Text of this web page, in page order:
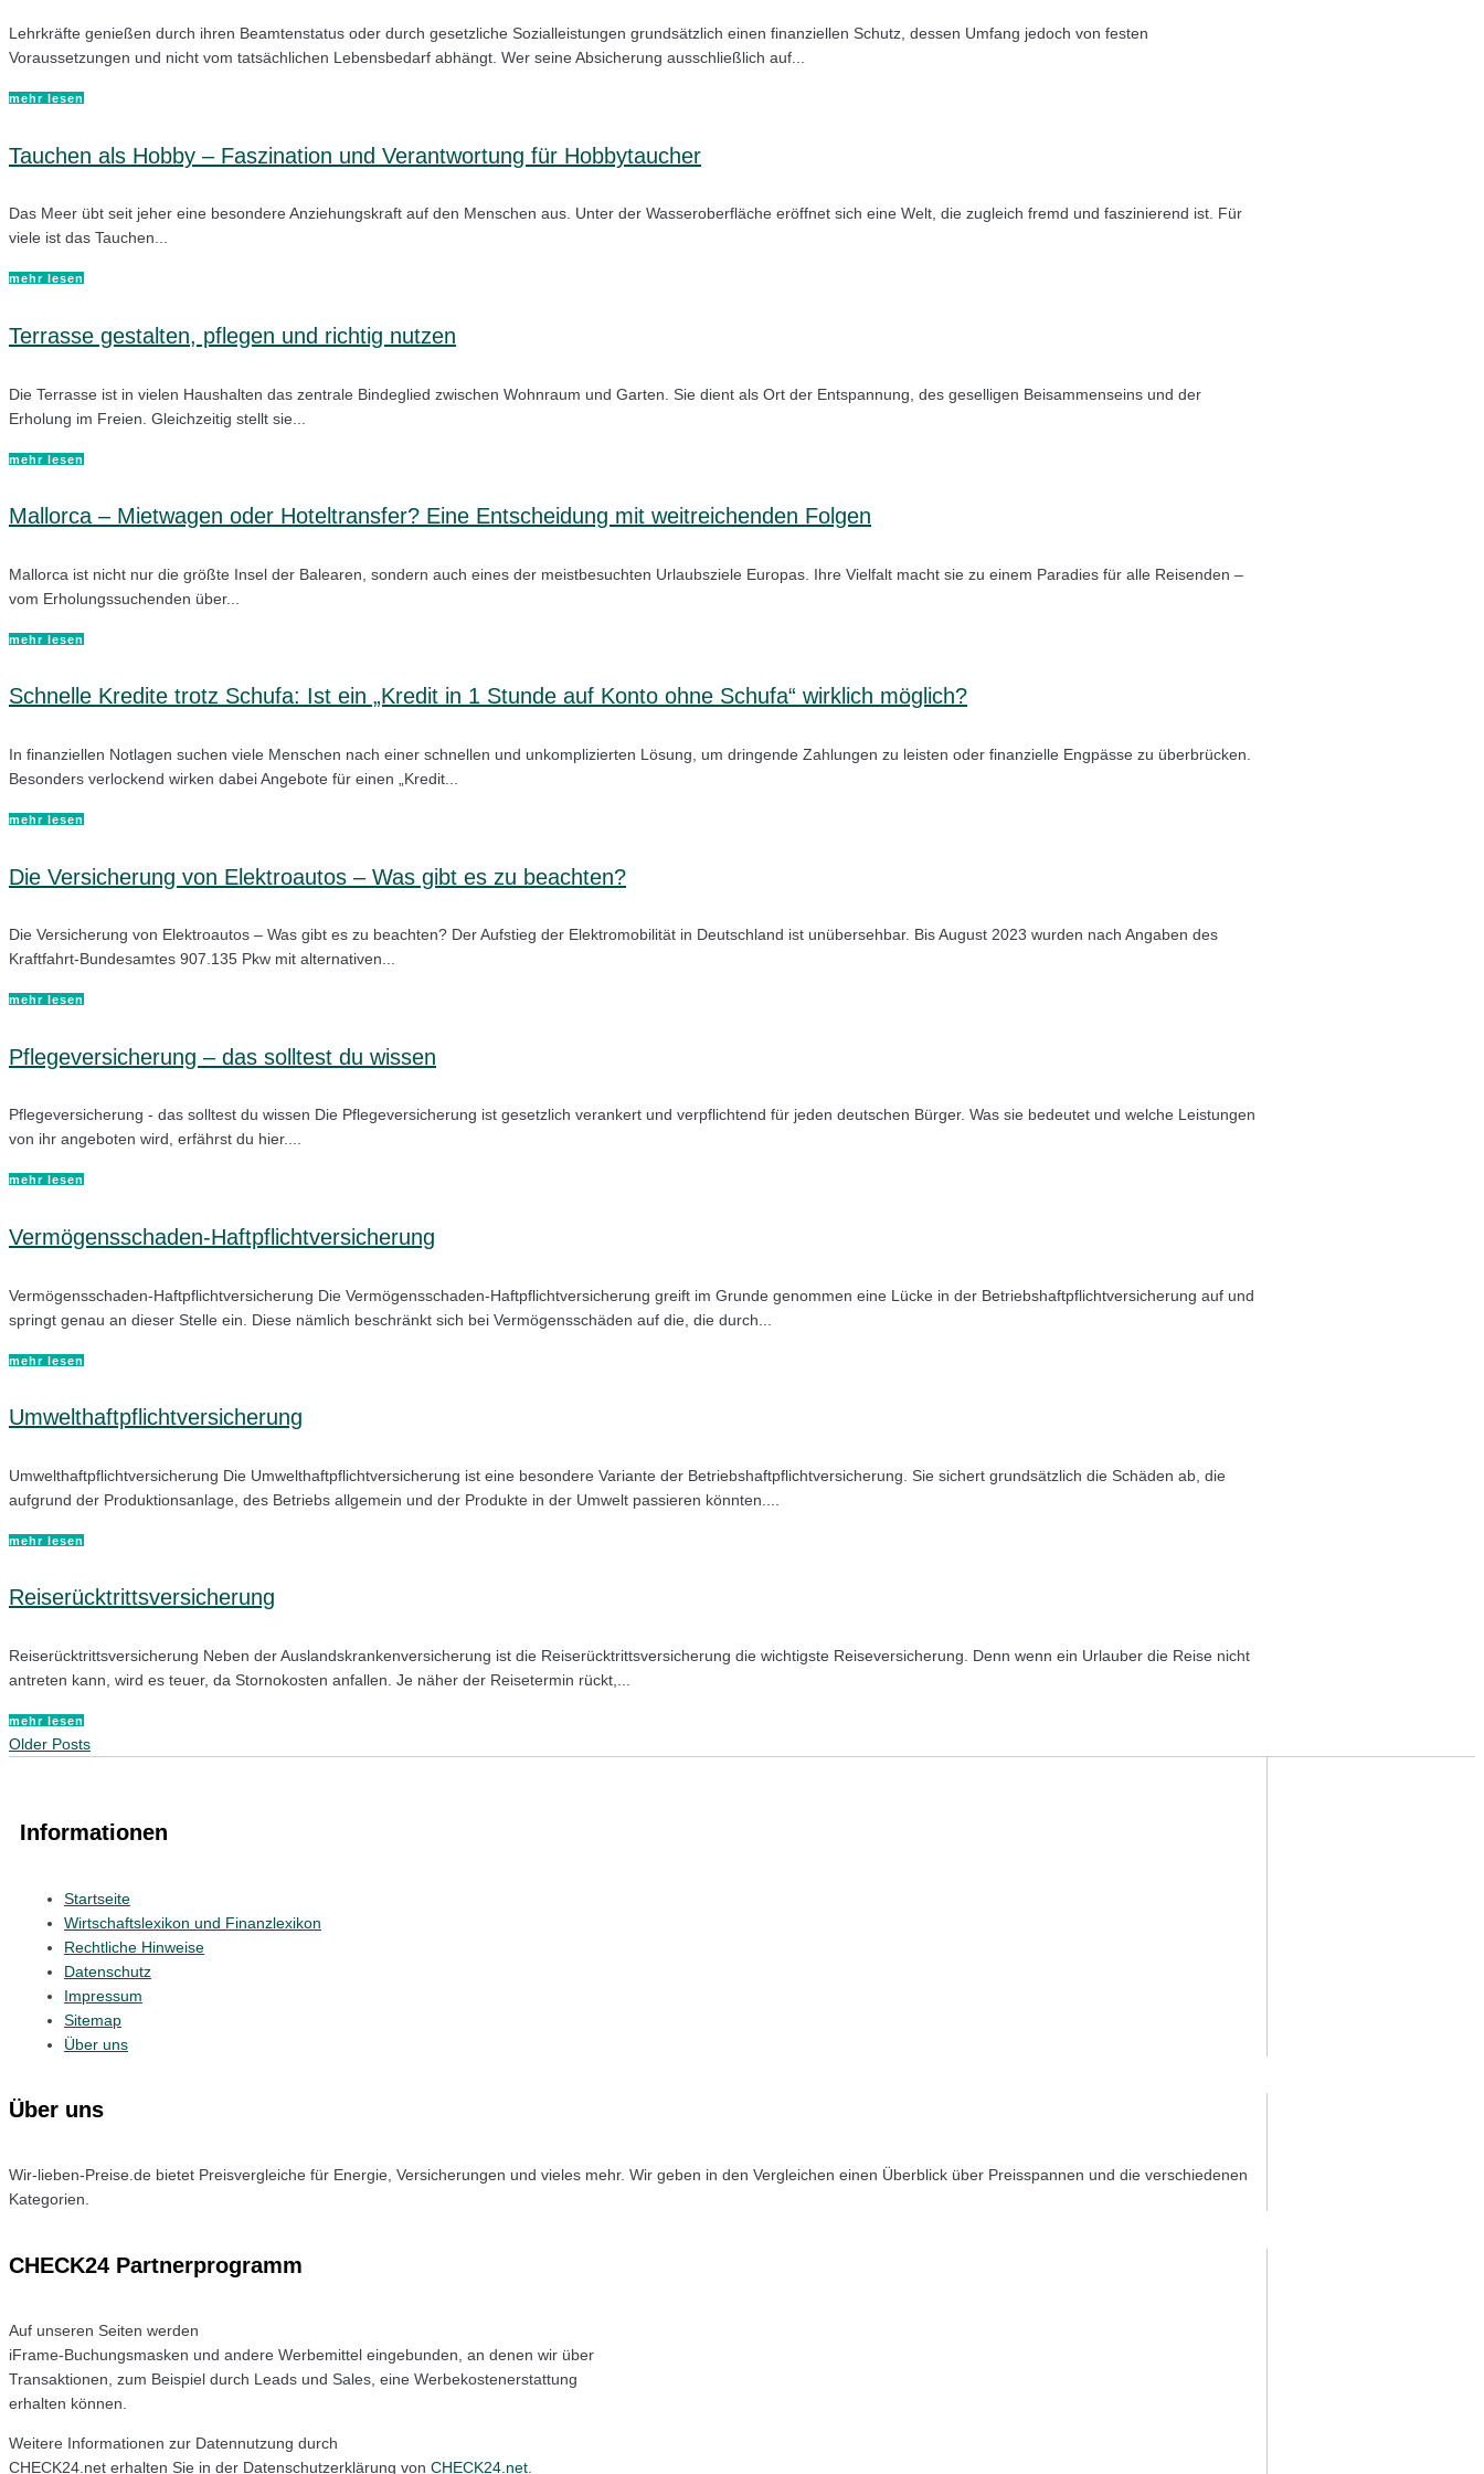
Lehrkräfte genießen durch ihren Beamtenstatus oder durch gesetzliche Sozialleistungen grundsätzlich einen finanziellen Schutz, dessen Umfang jedoch von festen
Voraussetzungen und nicht vom tatsächlichen Lebensbedarf abhängt. Wer seine Absicherung ausschließlich auf...
mehr lesen
Tauchen als Hobby – Faszination und Verantwortung für Hobbytaucher
Das Meer übt seit jeher eine besondere Anziehungskraft auf den Menschen aus. Unter der Wasseroberfläche eröffnet sich eine Welt, die zugleich fremd und faszinierend ist. Für
viele ist das Tauchen...
mehr lesen
Terrasse gestalten, pflegen und richtig nutzen
Die Terrasse ist in vielen Haushalten das zentrale Bindeglied zwischen Wohnraum und Garten. Sie dient als Ort der Entspannung, des geselligen Beisammenseins und der
Erholung im Freien. Gleichzeitig stellt sie...
mehr lesen
Mallorca – Mietwagen oder Hoteltransfer? Eine Entscheidung mit weitreichenden Folgen
Mallorca ist nicht nur die größte Insel der Balearen, sondern auch eines der meistbesuchten Urlaubsziele Europas. Ihre Vielfalt macht sie zu einem Paradies für alle Reisenden –
vom Erholungssuchenden über...
mehr lesen
Schnelle Kredite trotz Schufa: Ist ein „Kredit in 1 Stunde auf Konto ohne Schufa“ wirklich möglich?
In finanziellen Notlagen suchen viele Menschen nach einer schnellen und unkomplizierten Lösung, um dringende Zahlungen zu leisten oder finanzielle Engpässe zu überbrücken.
Besonders verlockend wirken dabei Angebote für einen „Kredit...
mehr lesen
Die Versicherung von Elektroautos – Was gibt es zu beachten?
Die Versicherung von Elektroautos – Was gibt es zu beachten? Der Aufstieg der Elektromobilität in Deutschland ist unübersehbar. Bis August 2023 wurden nach Angaben des
Kraftfahrt-Bundesamtes 907.135 Pkw mit alternativen...
mehr lesen
Pflegeversicherung – das solltest du wissen
Pflegeversicherung - das solltest du wissen Die Pflegeversicherung ist gesetzlich verankert und verpflichtend für jeden deutschen Bürger. Was sie bedeutet und welche Leistungen
von ihr angeboten wird, erfährst du hier....
mehr lesen
Vermögensschaden-Haftpflichtversicherung
Vermögensschaden-Haftpflichtversicherung Die Vermögensschaden-Haftpflichtversicherung greift im Grunde genommen eine Lücke in der Betriebshaftpflichtversicherung auf und
springt genau an dieser Stelle ein. Diese nämlich beschränkt sich bei Vermögensschäden auf die, die durch...
mehr lesen
Umwelthaftpflichtversicherung
Umwelthaftpflichtversicherung Die Umwelthaftpflichtversicherung ist eine besondere Variante der Betriebshaftpflichtversicherung. Sie sichert grundsätzlich die Schäden ab, die
aufgrund der Produktionsanlage, des Betriebs allgemein und der Produkte in der Umwelt passieren könnten....
mehr lesen
Reiserücktrittsversicherung
Reiserücktrittsversicherung Neben der Auslandskrankenversicherung ist die Reiserücktrittsversicherung die wichtigste Reiseversicherung. Denn wenn ein Urlauber die Reise nicht
antreten kann, wird es teuer, da Stornokosten anfallen. Je näher der Reisetermin rückt,...
mehr lesen
Beitragsnavigation
Older
Older Posts
Informationen
Startseite
Wirtschaftslexikon und Finanzlexikon
Rechtliche Hinweise
Datenschutz
Impressum
Sitemap
Über uns
Über uns
Wir-lieben-Preise.de bietet Preisvergleiche für Energie, Versicherungen und vieles mehr. Wir geben in den Vergleichen einen Überblick über Preisspannen und die verschiedenen
Kategorien.
CHECK24 Partnerprogramm
Auf unseren Seiten werden
iFrame-Buchungsmasken und andere Werbemittel eingebunden, an denen wir über
Transaktionen, zum Beispiel durch Leads und Sales, eine Werbekostenerstattung
erhalten können.
Weitere Informationen zur Datennutzung durch
CHECK24.net erhalten Sie in der Datenschutzerklärung von CHECK24.net.